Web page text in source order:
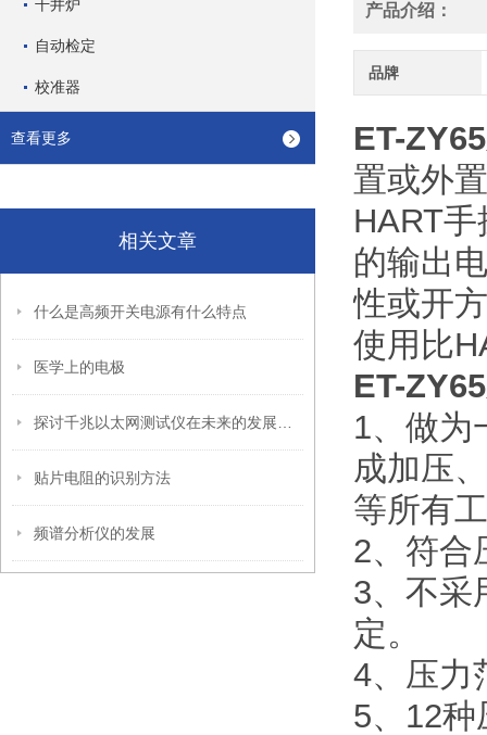
干井炉
自动检定
校准器
查看更多
相关文章
什么是高频开关电源有什么特点
医学上的电极
贴片电阻的识别方法
频谱分析仪的发展
产品介绍：
品牌
ET-
置或外
HART
的输出
性或开
使用比
ET-
1、做为
成加压
等所
2、符合
3、不采
定。
4、压力
5、12种